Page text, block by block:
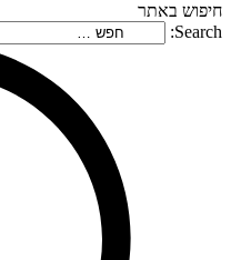
חיפוש באתר
Search: